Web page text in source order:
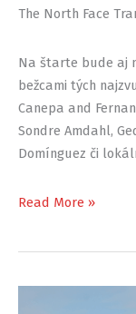
The North Face
Na štarte bude aj
bežcami tých
Canepa and
Sondre Amdahl,
Domínguez či
125km,
Read More »